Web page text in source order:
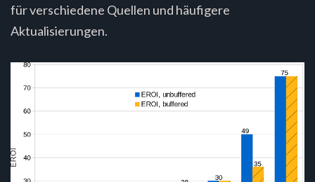
für verschiedene Quellen und häufigere
Aktualisierungen.